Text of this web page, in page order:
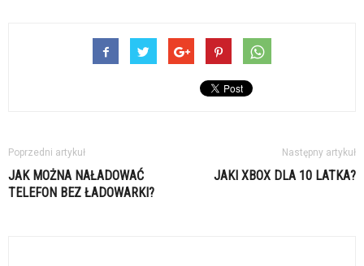
Poprzedni artykuł
JAK MOŻNA NAŁADOWAĆ
TELEFON BEZ ŁADOWARKI?
Następny artykuł
JAKI XBOX DLA 10 LATKA?